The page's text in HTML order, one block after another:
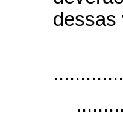
dessas